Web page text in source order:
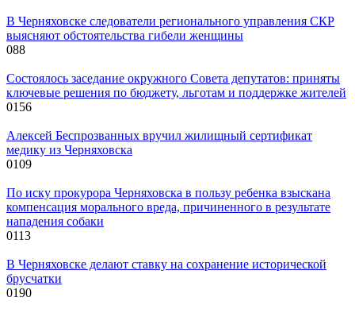
В Черняховске следователи регионального управления СКР
выясняют обстоятельства гибели женщины
088
Состоялось заседание окружного Совета депутатов: приняты
ключевые решения по бюджету, льготам и поддержке жителей
0156
Алексей Беспрозванных вручил жилищный сертификат
медику из Черняховска
0109
По иску прокурора Черняховска в пользу ребенка взыскана
компенсация морального вреда, причиненного в результате
нападения собаки
0113
В Черняховске делают ставку на сохранение исторической
брусчатки
0190